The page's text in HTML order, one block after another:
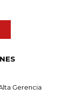
Gerencia